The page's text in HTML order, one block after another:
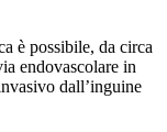
è possibile, da circa
endovascolare in
dall’inguine